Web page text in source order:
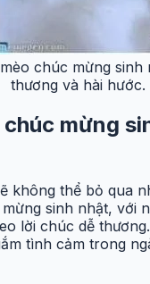
chúc mừng sinh
thương và hài hước.
chúc mừng
không thể bỏ qua
sinh nhật, với
lời chúc dễ
tình cảm trong